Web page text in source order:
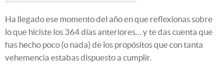
Ha llegado ese momento del año en que reflexionas sobre
lo que hiciste los 364 días anteriores… y te das cuenta que
has hecho poco (o nada) de los propósitos que con tanta
vehemencia estabas dispuesto a cumplir.